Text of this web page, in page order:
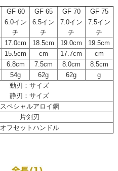
GF 60 GF 65 GF 70 GF 75
6.0イン
チ
6.5イン
チ
7.0イン
チ
7.5イン
チ
17.0cm 18.5cm 19.0cm
19.5cm
15.5cm cm 17.7cm
cm
6.8cm 7.5cm 8.0cm
8.5cm
54g 62g 62g
g
動刃：サイズ
静刃：サイズ
スペシャルアロイ鋼
片剣刃
オフセットハンドル